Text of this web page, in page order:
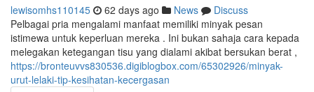
lewisomhs110145 62 days ago News
Discuss
Pelbagai pria mengalami manfaat memiliki minyak pesan
istimewa untuk keperluan mereka . Ini bukan sahaja cara kepada
melegakan ketegangan tisu yang dialami akibat bersukan berat ,
https://bronteuvvs830536.digiblogbox.com/65302926/minyak-
urut-lelaki-tip-kesihatan-kecergasan